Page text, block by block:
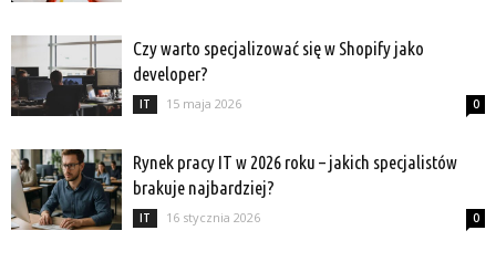
Czy warto specjalizować się w Shopify jako
developer?
IT 15 maja 2026 0
Rynek pracy IT w 2026 roku – jakich specjalistów
brakuje najbardziej?
IT 16 stycznia 2026 0